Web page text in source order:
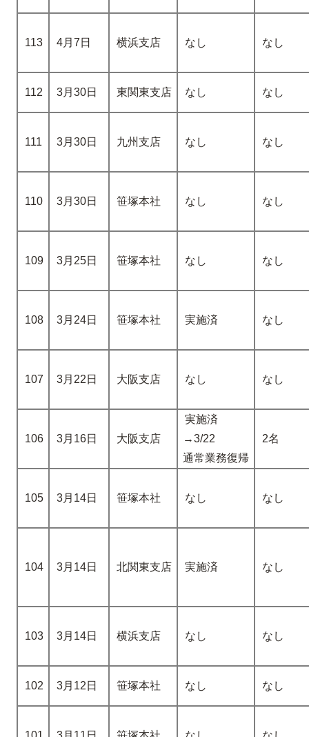
113 4月7日 横浜支店 なし なし
112 3月30日 東関東支店 なし なし
111 3月30日 九州支店 なし なし
110 3月30日 笹塚本社 なし なし
109 3月25日 笹塚本社 なし なし
108 3月24日 笹塚本社 実施済 なし
107 3月22日 大阪支店 なし なし
106 3月16日 大阪支店
実施済
→3/22
通常業務復帰
2名
105 3月14日 笹塚本社 なし なし
104 3月14日 北関東支店 実施済 なし
103 3月14日 横浜支店 なし なし
102 3月12日 笹塚本社 なし なし